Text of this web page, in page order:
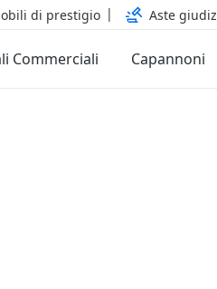
di prestigio Aste
Commerciali Capannoni